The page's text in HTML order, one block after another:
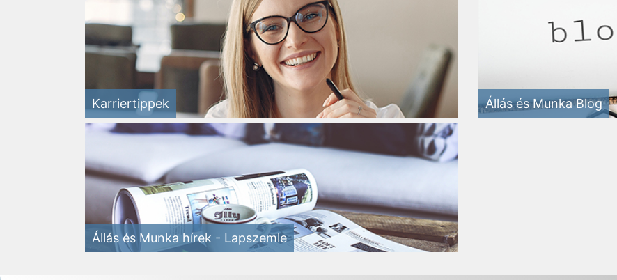
Karriertippek Állás és Munka Blog
Állás és Munka hírek - Lapszemle